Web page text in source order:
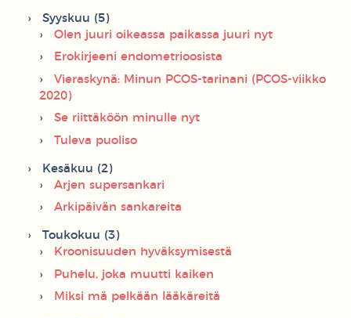
Syyskuu (5)
Olen juuri oikeassa paikassa juuri nyt
Erokirjeeni endometrioosista
Vieraskynä: Minun PCOS-tarinani (PCOS-viikko
2020)
Se riittäköön minulle nyt
Tuleva puoliso
Kesäkuu (2)
Arjen supersankari
Arkipäivän sankareita
Toukokuu (3)
Kroonisuuden hyväksymisestä
Puhelu, joka muutti kaiken
Miksi mä pelkään lääkäreitä